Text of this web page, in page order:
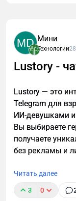
MD Мини
Технологии
Lustory -
Lustory — это
Telegram для
ИИ-девушками и
Вы выбираете
получаете
без рекламы и
Читать далее
3 0